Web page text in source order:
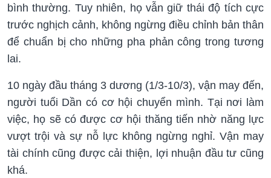
bình thường. Tuy nhiên, họ vẫn giữ thái độ tích cực
trước nghịch cảnh, không ngừng điều chỉnh bản thân
để chuẩn bị cho những pha phản công trong tương
lai.
10 ngày đầu tháng 3 dương (1/3-10/3), vận may đến,
người tuổi Dần có cơ hội chuyển mình. Tại nơi làm
việc, họ sẽ có được cơ hội thăng tiến nhờ năng lực
vượt trội và sự nỗ lực không ngừng nghỉ. Vận may
tài chính cũng được cải thiện, lợi nhuận đầu tư cũng
khá.